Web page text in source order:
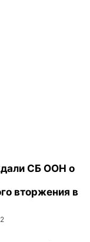
СБ ООН о
вторжения в